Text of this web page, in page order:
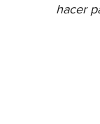
hacer